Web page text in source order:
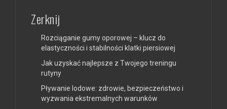
Zerknij
Rozciąganie gumy oporowej – klucz do
elastyczności i stabilności klatki piersiowej
Jak uzyskać najlepsze z Twojego treningu
rutyny
Pływanie lodowe: zdrowie, bezpieczeństwo i
wyzwania ekstremalnych warunków